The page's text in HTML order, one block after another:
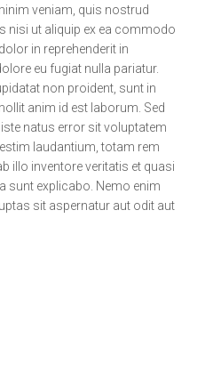
veniam, quis nostrud
nisi ut aliquip ex ea commodo
in reprehenderit in
eu fugiat nulla pariatur.
non proident, sunt in
anim id est laborum. Sed
natus error sit voluptatem
laudantium, totam rem
illo inventore veritatis et quasi
sunt explicabo. Nemo enim
sit aspernatur aut odit aut